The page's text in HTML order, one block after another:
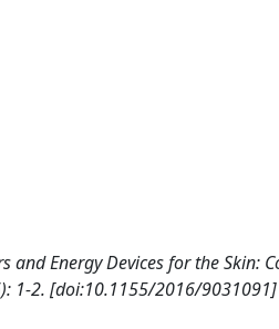
and Energy Devices for the Skin:
1-2. [doi:10.1155/2016/9031091]